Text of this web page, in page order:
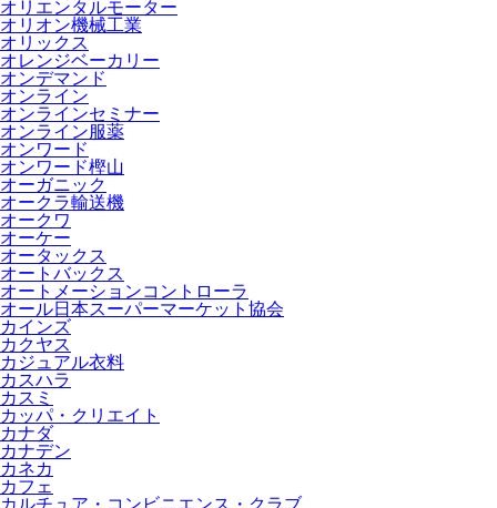
オリエンタルモーター
オリオン機械工業
オリックス
オレンジベーカリー
オンデマンド
オンライン
オンラインセミナー
オンライン服薬
オンワード
オンワード樫山
オーガニック
オークラ輸送機
オークワ
オーケー
オータックス
オートバックス
オートメーションコントローラ
オール日本スーパーマーケット協会
カインズ
カクヤス
カジュアル衣料
カスハラ
カスミ
カッパ・クリエイト
カナダ
カナデン
カネカ
カフェ
カルチュア・コンビニエンス・クラブ